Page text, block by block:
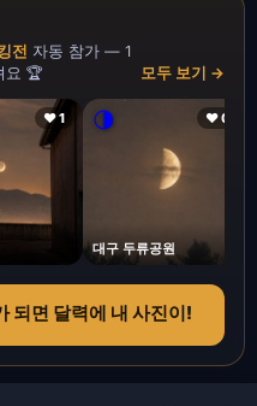
전 자동 참가 — 1
요 🏆
모두 보기 →
❤ 1 🌗 ❤ 0
대구 두류공원
되면 달력에 내 사진이!